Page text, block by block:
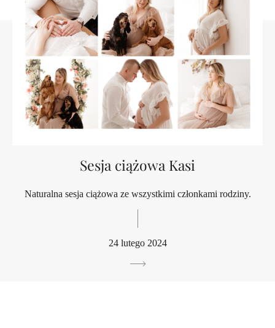
Sesja ciążowa Kasi
Naturalna sesja ciążowa ze wszystkimi członkami rodziny.
24 lutego 2024